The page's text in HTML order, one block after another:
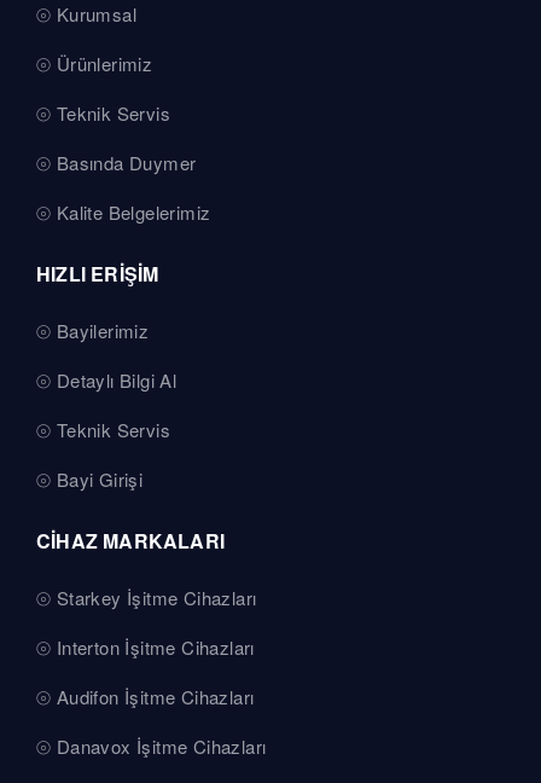
Kurumsal
Ürünlerimiz
Teknik Servis
Basında Duymer
Kalite Belgelerimiz
HIZLI ERİŞİM
Bayilerimiz
Detaylı Bilgi Al
Teknik Servis
Bayi Girişi
CİHAZ MARKALARI
Starkey İşitme Cihazları
Interton İşitme Cihazları
Audifon İşitme Cihazları
Danavox İşitme Cihazları